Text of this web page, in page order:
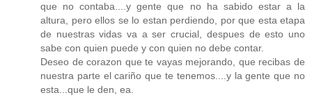
que no contaba....y gente que no ha sabido estar a la
altura, pero ellos se lo estan perdiendo, por que esta etapa
de nuestras vidas va a ser crucial, despues de esto uno
sabe con quien puede y con quien no debe contar.
Deseo de corazon que te vayas mejorando, que recibas de
nuestra parte el cariño que te tenemos....y la gente que no
esta...que le den, ea.